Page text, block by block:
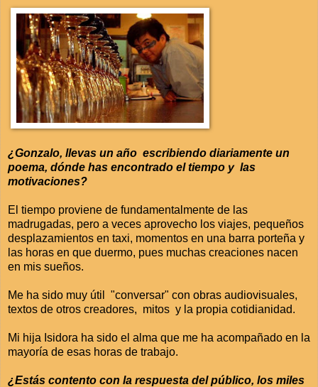
¿Gonzalo, llevas un año escribiendo diariamente un
poema, dónde has encontrado el tiempo y las
motivaciones?
El tiempo proviene de fundamentalmente de las
madrugadas, pero a veces aprovecho los viajes, pequeños
desplazamientos en taxi, momentos en una barra porteña y
las horas en que duermo, pues muchas creaciones nacen
en mis sueños.
Me ha sido muy útil "conversar" con obras audiovisuales,
textos de otros creadores, mitos y la propia cotidianidad.
Mi hija Isidora ha sido el alma que me ha acompañado en la
mayoría de esas horas de trabajo.
¿Estás contento con la respuesta del público, los miles